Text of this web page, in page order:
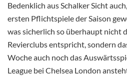
Bedenklich aus Schalker Sicht
ersten Pflichtspiele der Saison
was sicherlich so überhaupt nicht
Revierclubs entspricht, sondern
Woche auch noch das
League bei Chelsea London